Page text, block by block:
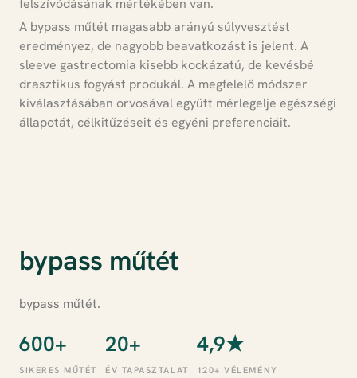
felszívódásának mértékében van.
A bypass műtét magasabb arányú súlyvesztést
eredményez, de nagyobb beavatkozást is jelent. A
sleeve gastrectomia kisebb kockázatú, de kevésbé
drasztikus fogyást produkál. A megfelelő módszer
kiválasztásában orvosával együtt mérlegelje egészségi
állapotát, célkitűzéseit és egyéni preferenciáit.
bypass műtét
bypass műtét.
SIKERES MŰTÉT
600+
ÉV TAPASZTALAT
20+
120+ VÉLEMÉNY
4,9★